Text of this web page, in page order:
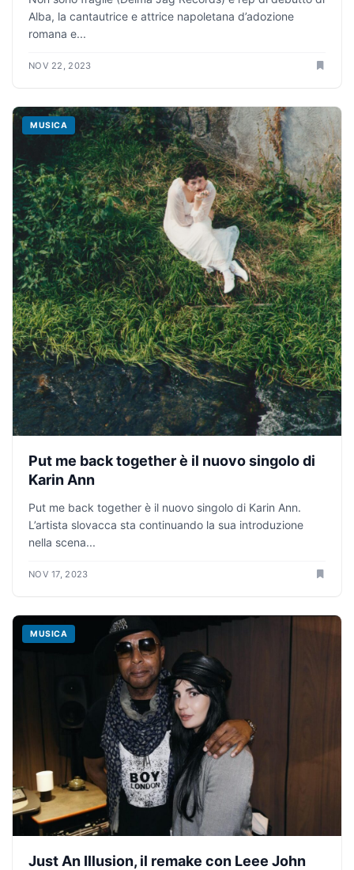
Alba, la cantautrice e attrice napoletana d’adozione
romana e...
NOV 22, 2023
MUSICA
Put me back together è il nuovo singolo di
Karin Ann
Put me back together è il nuovo singolo di Karin Ann.
L’artista slovacca sta continuando la sua introduzione
nella scena...
NOV 17, 2023
MUSICA
Just An Illusion, il remake con Leee John